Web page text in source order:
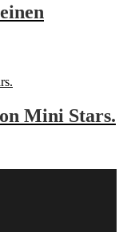
Mini Stars.